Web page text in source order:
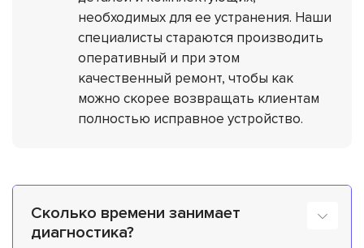
необходимых для ее устранения. Наши
специалисты стараются производить
оперативный и при этом
качественный ремонт, чтобы как
можно скорее возвращать клиентам
полностью исправное устройство.
Сколько времени занимает
диагностика?